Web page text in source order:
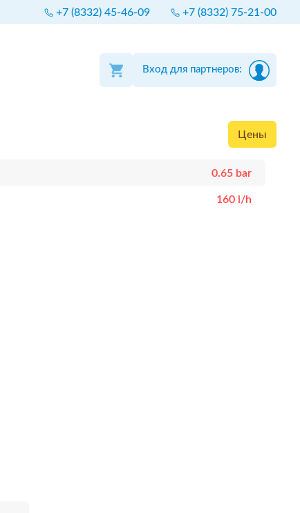
+7 (8332) 45-46-09 +7 (8332) 75-21-00
Вход для партнеров:
Цены
0.65 bar
160 l/h